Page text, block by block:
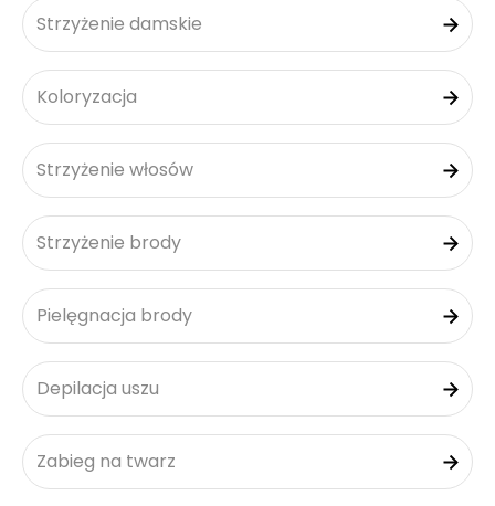
Strzyżenie damskie
Koloryzacja
Strzyżenie włosów
Strzyżenie brody
Pielęgnacja brody
Depilacja uszu
Zabieg na twarz